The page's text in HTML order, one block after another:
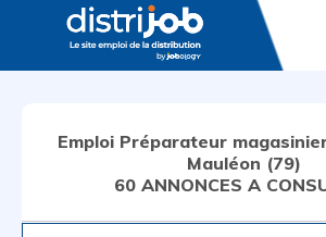
Emploi Préparateur
Mauléon (79)
60 ANNONCES A